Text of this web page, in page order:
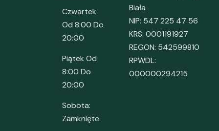
Czwartek
Od 8:00 Do
20:00
Piątek Od
8:00 Do
20:00
Sobota:
Zamknięte
Biała
NIP: 547 225 47 56
KRS: 0001191927
REGON: 542599810
RPWDL:
000000294215